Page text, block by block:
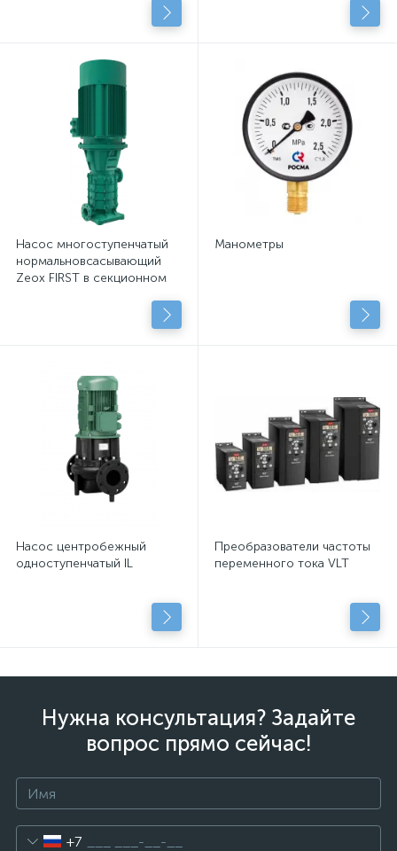
центробежными насосами
Насос многоступенчатый
нормальновсасывающий
Zeox FIRST в секционном
Манометры
Насос центробежный
одноступенчатый IL
Преобразователи частоты
переменного тока VLT
Нужна консультация? Задайте
вопрос прямо сейчас!
+7